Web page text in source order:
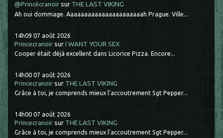
@Princécranoir sur THE LAST VIKING
Ah oui dommage. Aaaaaaaaaaaaaaaaaaaaaah Prague. Ville...
14h09 07 août 2026
Princecranoir surI WANT YOUR SEX
Cooper était déjà excellent dans Licorice Pizza. Encore...
14h00 07 août 2026
Princecranoir sur THE LAST VIKING
Grâce à toi, je comprends mieux l'accoutrement Sgt Pepper...
14h00 07 août 2026
Princecranoir sur THE LAST VIKING
Grâce à toi, je comprends mieux l'accoutrement Sgt Pepper...